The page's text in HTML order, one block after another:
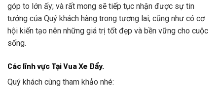
góp to lớn ấy; và rất mong sẽ tiếp tục nhận được sự tin
tưởng của Quý khách hàng trong tương lai; cũng như có cơ
hội kiến tạo nên những giá trị tốt đẹp và bền vững cho cuộc
sống.
Các lĩnh vực Tại Vua Xe Đẩy.
Quý khách cùng tham khảo nhé: